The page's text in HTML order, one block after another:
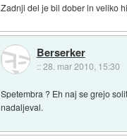
Zadnji del je bil dober in veliko
Berserker
::28. mar 2010, 15:30
Spetembra ? Eh naj se grejo
nadaljeval.